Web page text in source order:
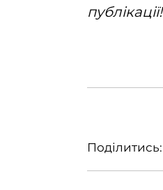
публікації!
Поділитись: